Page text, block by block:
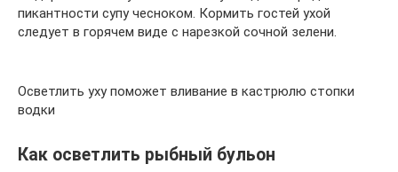
пикантности супу чесноком. Кормить гостей ухой
следует в горячем виде с нарезкой сочной зелени.
Осветлить уху поможет вливание в кастрюлю стопки
водки
Как осветлить рыбный бульон